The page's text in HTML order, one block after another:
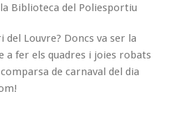
la Biblioteca del Poliesportiu
Louvre? Doncs va ser la
a fer els quadres i joies robats
de carnaval del dia